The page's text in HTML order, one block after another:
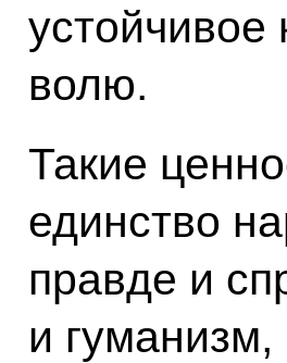
волю.
Такие
единство
правде и
и